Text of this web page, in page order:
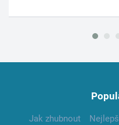
Jak zhubnout